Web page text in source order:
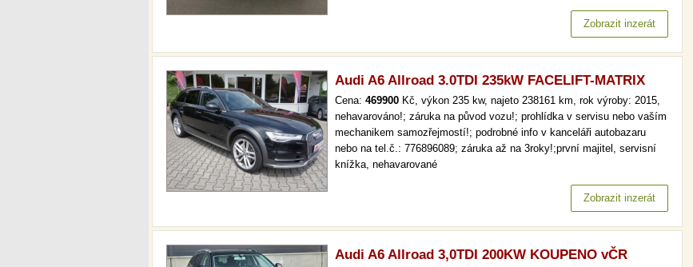
Zobrazit inzerát
Audi A6 Allroad 3.0TDI 235kW FACELIFT-MATRIX
Cena: 469900 Kč, výkon 235 kw, najeto 238161 km, rok výroby: 2015,
nehavarováno!; záruka na původ vozu!; prohlídka v servisu nebo vaším
mechanikem samozřejmostí!; podrobné info v kanceláři autobazaru
nebo na tel.č.: 776896089; záruka až na 3roky!;první majitel, servisní
knížka, nehavarované
Zobrazit inzerát
Audi A6 Allroad 3,0TDI 200KW KOUPENO vČR